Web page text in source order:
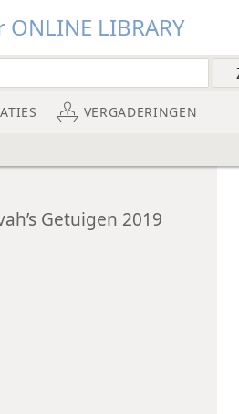
LIBRARY
VERGADERINGEN
Getuigen 2019